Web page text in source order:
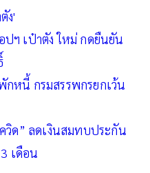
ง'
ฯ เป๋าตัง ใหม่ กดยืนยัน
กหนี้ กรมสรรพกรยกเว้น
ควิด” ลดเงินสมทบประกัน
เดือน